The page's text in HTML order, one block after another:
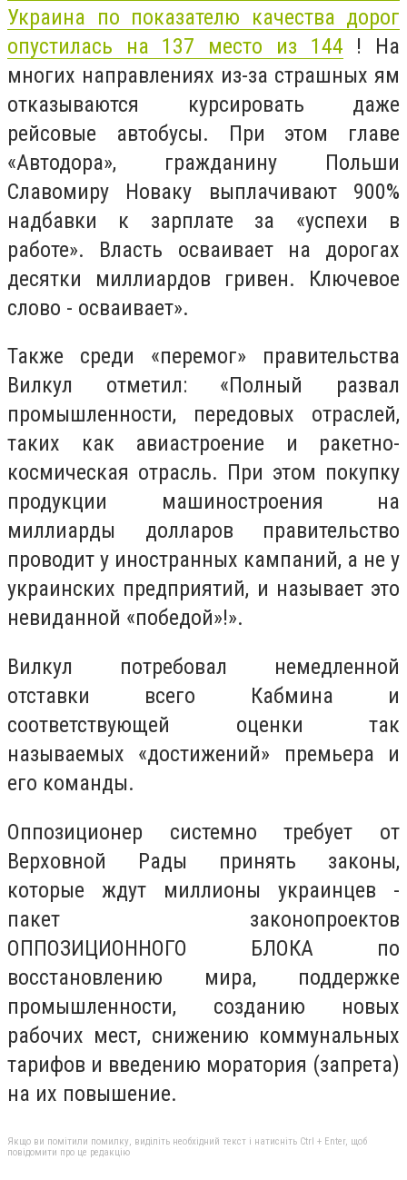
Украина по показателю качества дорог
опустилась на 137 место из 144 ! На
многих направлениях из-за страшных ям
отказываются курсировать даже
рейсовые автобусы. При этом главе
«Автодора», гражданину Польши
Славомиру Новаку выплачивают 900%
надбавки к зарплате за «успехи в
работе». Власть осваивает на дорогах
десятки миллиардов гривен. Ключевое
слово - осваивает».
Также среди «перемог» правительства
Вилкул отметил: «Полный развал
промышленности, передовых отраслей,
таких как авиастроение и ракетно-
космическая отрасль. При этом покупку
продукции машиностроения на
миллиарды долларов правительство
проводит у иностранных кампаний, а не у
украинских предприятий, и называет это
невиданной «победой»!».
Вилкул потребовал немедленной
отставки всего Кабмина и
соответствующей оценки так
называемых «достижений» премьера и
его команды.
Оппозиционер системно требует от
Верховной Рады принять законы,
которые ждут миллионы украинцев -
пакет законопроектов
ОППОЗИЦИОННОГО БЛОКА по
восстановлению мира, поддержке
промышленности, созданию новых
рабочих мест, снижению коммунальных
тарифов и введению моратория (запрета)
на их повышение.
Якщо ви помітили помилку, виділіть необхідний текст і натисніть Ctrl + Enter, щоб
повідомити про це редакцію